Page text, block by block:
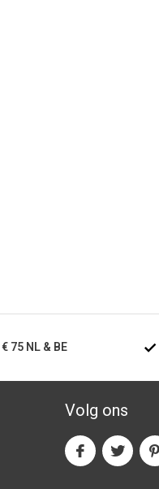
€ 75 NL & BE
Volg ons